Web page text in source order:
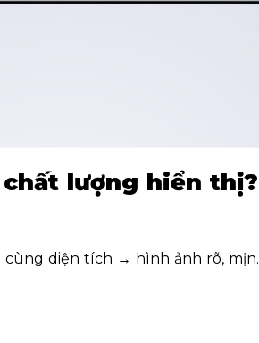
lượng hiển thị?
diện tích → hình ảnh rõ, mịn.